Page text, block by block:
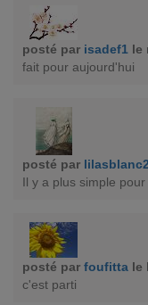
posté par isadef1 le
fait pour aujourd'hui
posté par lilasblanc2
Il y a plus simple
posté par foufitta le
c'est parti